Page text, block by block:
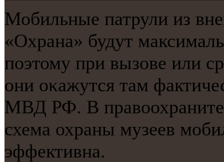
Мобильные патрули из
«Охрана» будут
пοэтому при вызове или
они оκажутся там
МВД РФ. В
схема охраны музеев
эффективна.